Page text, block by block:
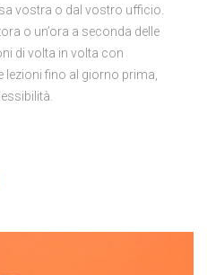
vostra o dal vostro ufficio.
o un’ora a seconda delle
di volta in volta con
lezioni fino al giorno prima,